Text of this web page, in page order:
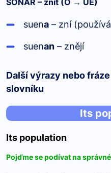
SONAR – znít (O → UE)
suena – zní
suenan – znějí
Další výrazy nebo
slovníku
Its
Its population
Pojďme se podívat na